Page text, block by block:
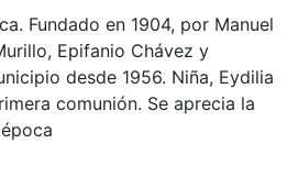
Fundado en 1904, por Manuel
Epifanio Chávez y
desde 1956. Niña, Eydilia
comunión. Se aprecia la